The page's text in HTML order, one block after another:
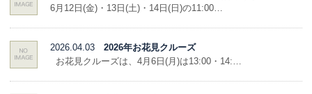
6月12日(金)・13日(土)・14日(日)の11:00…
2026.04.03 2026年お花見クルーズ
お花見クルーズは、4月6日(月)は13:00・14:…